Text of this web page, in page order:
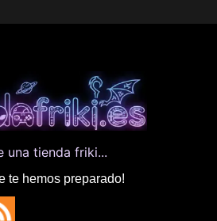
una tienda friki...
te hemos preparado!